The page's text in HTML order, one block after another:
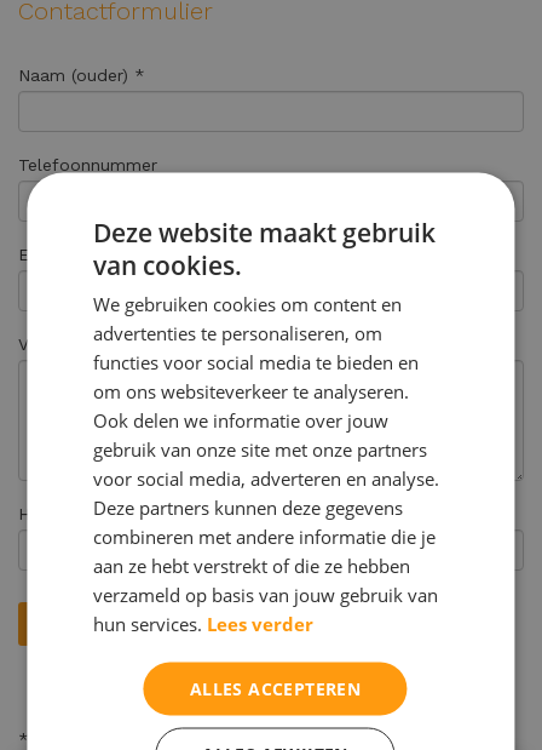
Contactformulier
Naam (ouder) *
Telefoonnummer
E-mail adres *
Vraagstelling
Hoe heeft u ons gevonden? *
* = verplicht
Deze website maakt gebruik
van cookies.
We gebruiken cookies om content en
advertenties te personaliseren, om
functies voor social media te bieden en
om ons websiteverkeer te analyseren.
Ook delen we informatie over jouw
gebruik van onze site met onze partners
voor social media, adverteren en analyse.
Deze partners kunnen deze gegevens
combineren met andere informatie die je
aan ze hebt verstrekt of die ze hebben
verzameld op basis van jouw gebruik van
hun services. Lees verder
ALLES ACCEPTEREN